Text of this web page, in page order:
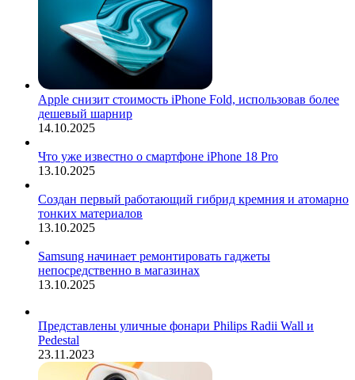
Apple снизит стоимость iPhone Fold, использовав более
дешевый шарнир
14.10.2025
Что уже известно о смартфоне iPhone 18 Pro
13.10.2025
Создан первый работающий гибрид кремния и атомарно
тонких материалов
13.10.2025
Samsung начинает ремонтировать гаджеты
непосредственно в магазинах
13.10.2025
Представлены уличные фонари Philips Radii Wall и
Pedestal
23.11.2023